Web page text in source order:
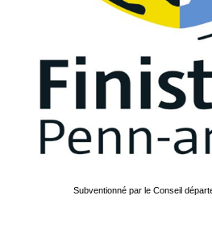
Subventionné par le Conseil